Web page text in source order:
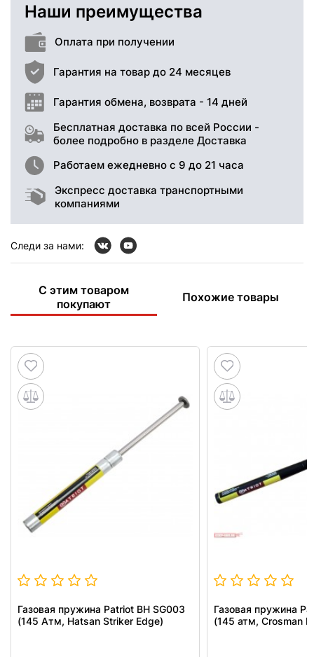
Наши преимущества
Оплата при получении
Гарантия на товар до 24 месяцев
Гарантия обмена, возврата - 14 дней
Бесплатная доставка по всей России -
более подробно в разделе Доставка
Работаем ежедневно с 9 до 21 часа
Экспресс доставка транспортными
компаниями
Следи за нами:
С этим товаром
покупают
Похожие товары
Газовая пружина Patriot BH SG003
(145 Атм, Hatsan Striker Edge)
Газовая пружина
(145 атм, Crosman